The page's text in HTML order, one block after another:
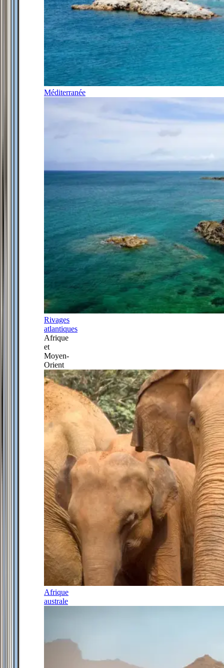
Méditerranée
Rivages
atlantiques
Afrique
et
Moyen-
Orient
Afrique
australe